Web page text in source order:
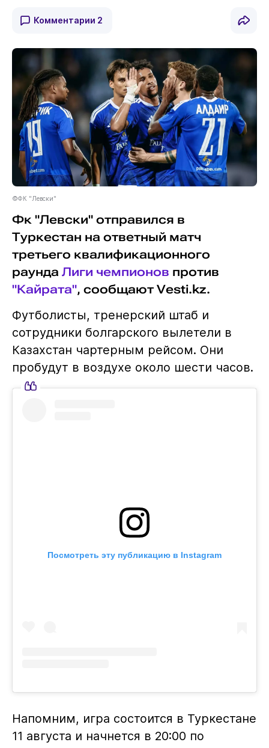
Комментарии 2
©ФК "Левски"
Фк "Левски" отправился в
Туркестан на ответный матч
третьего квалификационного
раунда Лиги чемпионов против
"Кайрата", сообщают Vesti.kz.
Футболисты, тренерский штаб и
сотрудники болгарского вылетели в
Казахстан чартерным рейсом. Они
пробудут в воздухе около шести часов.
Посмотреть эту публикацию в Instagram
Напомним, игра состоится в Туркестане
11 августа и начнется в 20:00 по